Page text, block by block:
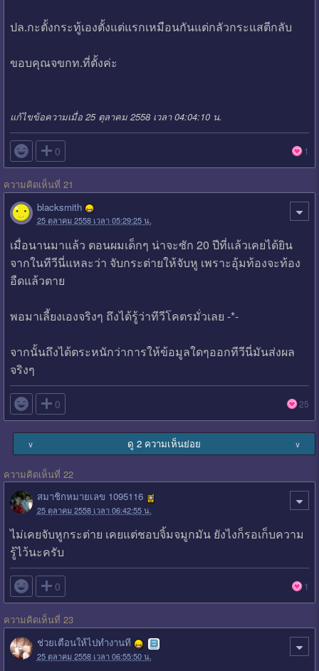
ปล.กะตั้งกระทู้เองตั้งแต่แรกเหมือนกันแต่กลัวกระแสตีกลับ
ขอบคุณจขกท.ที่ตั้งค่ะ
แก้ไขข้อความเมื่อ 25 ตุลาคม 2558 เวลา 04:04:10 น.
 0 1
ความคิดเห็นที่ 21
blacksmith
25 ตุลาคม 2558 เวลา 05:29:25 น.
เมื่อนานมาแล้ว ตอนผมเด็กๆ น่าจะซัก 20 ปีที่แล้วเคยได้ยิน
จากในทีวีนี่แหละว่า จับกระต่ายให้จับหู เพราะอุ้มท้องจะท้อง
อืดแล้วตาย
พอมาเลี้ยงเองจริงๆ ถึงได้รู้ว่าทีวีโคตรมั่วเลย -*-
จากนั้นถึงได้ตระหนักว่าการให้ข้อมูลใดๆออกทีวีนี่มันส่งผล
จริงๆ
 0 25
∨ ดู 2 ความเห็นย่อย ∨
ความคิดเห็นที่ 22
สมาชิกหมายเลข 1095116
25 ตุลาคม 2558 เวลา 06:42:55 น.
ไม่เคยจับหูกระต่าย เคยแต่ชอบจิ้มจมูกมัน ยังไงก็รอเก็บความ
รู้ไว้นะครับ
 0 1
ความคิดเห็นที่ 23
ช่วยเตือนให้ไปทำงานที
25 ตุลาคม 2558 เวลา 06:55:50 น.